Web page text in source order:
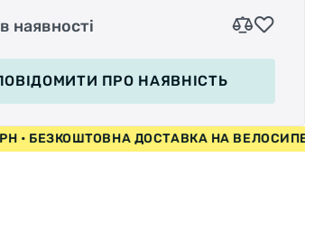
наявності
ПРО НАЯВНІСТЬ
ГРН • БЕЗКОШТОВНА ДОСТАВКА НА